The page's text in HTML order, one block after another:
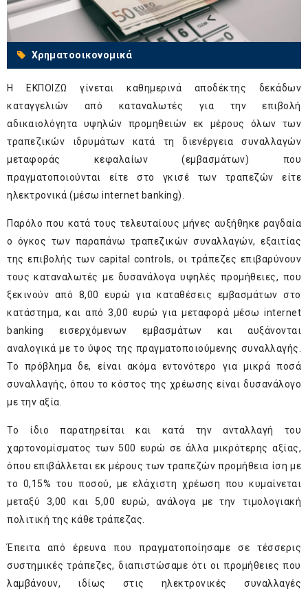
Χρηματοοικονομικά
Η ΕΚΠΟΙΖΩ γίνεται καθημερινά αποδέκτης δεκάδων
καταγγελιών από καταναλωτές για την επιβολή
αδικαιολόγητα υψηλών προμηθειών εκ μέρους όλων των
τραπεζικών ιδρυμάτων κατά τη διενέργεια συναλλαγών
μεταφοράς κεφαλαίων (εμβασμάτων) που
πραγματοποιούνται είτε στο γκισέ των τραπεζών είτε
ηλεκτρονικά (μέσω internet banking).
Παρόλο που κατά τους τελευταίους μήνες αυξήθηκε ραγδαία
ο όγκος των παραπάνω τραπεζικών συναλλαγών, εξαιτίας
της επιβολής των capital controls, οι τράπεζες επιβαρύνουν
τους καταναλωτές με δυσανάλογα υψηλές προμήθειες, που
ξεκινούν από 8,00 ευρώ για καταθέσεις εμβασμάτων στο
κατάστημα, και από 3,00 ευρώ για μεταφορά μέσω internet
banking εισερχόμενων εμβασμάτων και αυξάνονται
αναλογικά με το ύψος της πραγματοποιούμενης συναλλαγής.
Το πρόβλημα δε, είναι ακόμα εντονότερο για μικρά ποσά
συναλλαγής, όπου το κόστος της χρέωσης είναι δυσανάλογο
με την αξία.
Το ίδιο παρατηρείται και κατά την ανταλλαγή του
χαρτονομίσματος των 500 ευρώ σε άλλα μικρότερης αξίας,
όπου επιβάλλεται εκ μέρους των τραπεζών προμήθεια ίση με
το 0,15% του ποσού, με ελάχιστη χρέωση που κυμαίνεται
μεταξύ 3,00 και 5,00 ευρώ, ανάλογα με την τιμολογιακή
πολιτική της κάθε τράπεζας.
Έπειτα από έρευνα που πραγματοποίησαμε σε τέσσερις
συστημικές τράπεζες, διαπιστώσαμε ότι οι προμήθειες που
λαμβάνουν, ιδίως στις ηλεκτρονικές συναλλαγές